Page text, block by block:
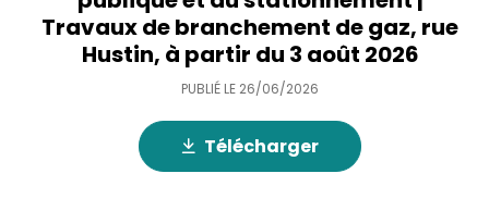
Travaux de branchement de gaz, rue
Hustin, à partir du 3 août 2026
PUBLIÉ LE 26/06/2026
Télécharger